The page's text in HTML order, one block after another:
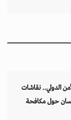
الدولي.. نقاشات
حول مكافحة